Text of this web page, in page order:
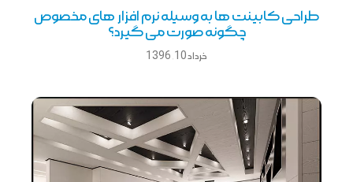
طراحی کابینت ها به وسیله نرم افزار های مخصوص
چگونه صورت می گیرد؟
خرداد 10, 1396